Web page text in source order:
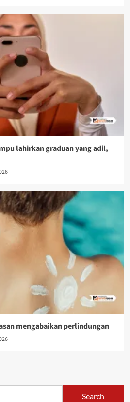
lahirkan graduan yang adil,
mengabaikan perlindungan